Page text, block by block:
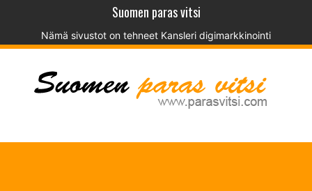
Suomen paras vitsi
Nämä sivustot on tehneet Kansleri digimarkkinointi